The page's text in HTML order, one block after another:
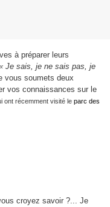
à préparer leurs
Je sais, je ne sais pas, je
vous soumets deux
vos connaissances sur le
ont récemment visité le parc des
croyez savoir ?... Je